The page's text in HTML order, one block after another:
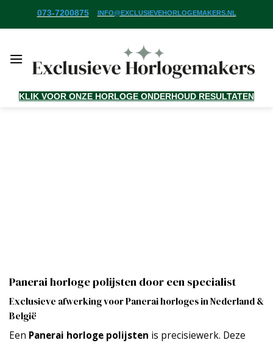
073-7200875 INFO@EXCLUSIEVEHORLOGEMAKERS.NL
KLIK VOOR ONZE HORLOGE ONDERHOUD RESULTATEN
Panerai horloge polijsten door een specialist
Exclusieve afwerking voor Panerai horloges in Nederland &
België
Een Panerai horloge polijsten is precisiewerk. Deze